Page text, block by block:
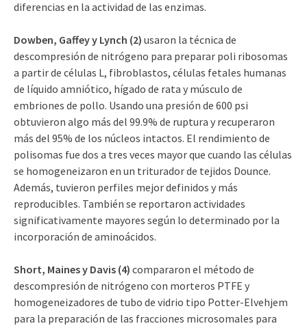
diferencias en la actividad de las enzimas.
Dowben, Gaffey y Lynch (2) usaron la técnica de
descompresión de nitrógeno para preparar poli ribosomas
a partir de células L, fibroblastos, células fetales humanas
de líquido amniótico, hígado de rata y músculo de
embriones de pollo. Usando una presión de 600 psi
obtuvieron algo más del 99.9% de ruptura y recuperaron
más del 95% de los núcleos intactos. El rendimiento de
polisomas fue dos a tres veces mayor que cuando las células
se homogeneizaron en un triturador de tejidos Dounce.
Además, tuvieron perfiles mejor definidos y más
reproducibles. También se reportaron actividades
significativamente mayores según lo determinado por la
incorporación de aminoácidos.
Short, Maines y Davis (4) compararon el método de
descompresión de nitrógeno con morteros PTFE y
homogeneizadores de tubo de vidrio tipo Potter-Elvehjem
para la preparación de las fracciones microsomales para